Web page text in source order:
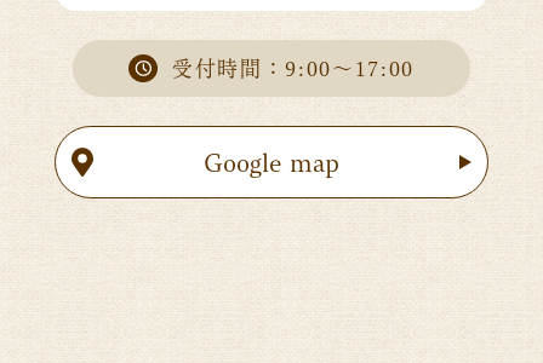
受付時間：9:00～17:00
Google map